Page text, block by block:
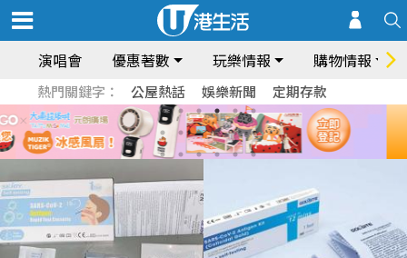
演唱會 優惠著數 玩樂情報 購物情報
熱門關鍵字： 公屋熱話 娛樂新聞 定期存款